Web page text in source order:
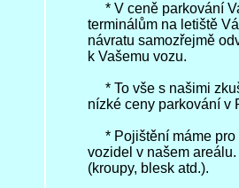
* V ceně parkování
terminálům na letiště
návratu samozřejmě
k Vašemu vozu.
* To vše s našimi
nízké ceny parkování v
* Pojištění máme pro
vozidel v našem
(kroupy, blesk atd.).